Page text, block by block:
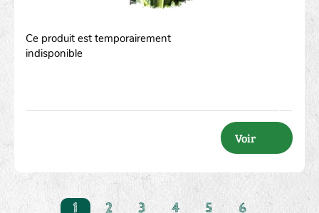
Ce produit est temporairement
indisponible
Voir
1 2 3 4 5
6